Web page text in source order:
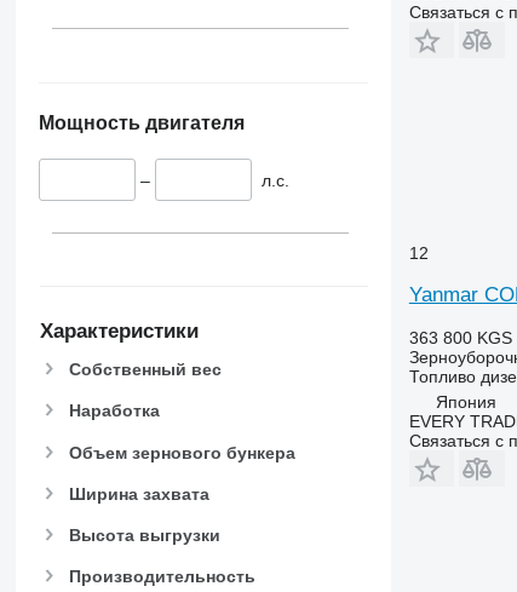
Мощность двигателя
– л.с.
Характеристики
Собственный вес
Наработка
Объем зернового бункера
Ширина захвата
Высота выгрузки
Производительность
Связаться с
12
Yanmar
363 800 KGS
Топливо
Япония
EVERY
Связаться с